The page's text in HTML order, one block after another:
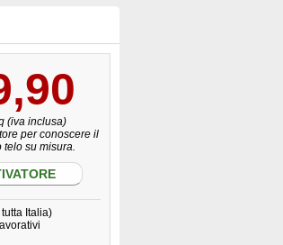
(iva inclusa)
per conoscere il
telo su misura.
Italia)